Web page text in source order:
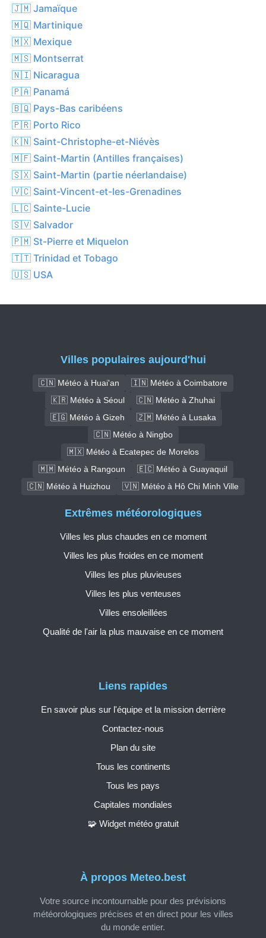
🇯🇲 Jamaïque
🇲🇶 Martinique
🇲🇽 Mexique
🇲🇸 Montserrat
🇳🇮 Nicaragua
🇵🇦 Panamá
🇧🇶 Pays-Bas caribéens
🇵🇷 Porto Rico
🇰🇳 Saint-Christophe-et-Niévès
🇲🇫 Saint-Martin (Antilles françaises)
🇸🇽 Saint-Martin (partie néerlandaise)
🇻🇨 Saint-Vincent-et-les-Grenadines
🇱🇨 Sainte-Lucie
🇸🇻 Salvador
🇵🇲 St-Pierre et Miquelon
🇹🇹 Trinidad et Tobago
🇺🇸 USA
Villes populaires aujourd'hui
🇨🇳 Météo à Huai'an
🇮🇳 Météo à Coimbatore
🇰🇷 Météo à Séoul
🇨🇳 Météo à Zhuhai
🇪🇬 Météo à Gizeh
🇿🇲 Météo à Lusaka
🇨🇳 Météo à Ningbo
🇲🇽 Météo à Ecatepec de Morelos
🇲🇲 Météo à Rangoun
🇪🇨 Météo à Guayaquil
🇨🇳 Météo à Huizhou
🇻🇳 Météo à Hô Chi Minh Ville
À propos Meteo.best
Votre source incontournable pour des prévisions
météorologiques précises et en direct pour les villes
du monde entier.
Liens rapides
En savoir plus sur l'équipe et la mission derrière
Contactez-nous
Plan du site
Tous les continents
Tous les pays
Capitales mondiales
🧩 Widget météo gratuit
Extrêmes météorologiques
Villes les plus chaudes en ce moment
Villes les plus froides en ce moment
Villes les plus pluvieuses
Villes les plus venteuses
Villes ensoleillées
Qualité de l'air la plus mauvaise en ce moment